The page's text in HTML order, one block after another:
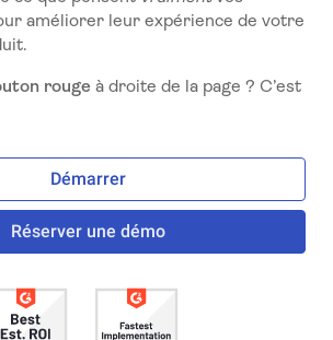
améliorer leur expérience de votre
rouge à droite de la page ? C’est
Démarrer
Réserver une démo